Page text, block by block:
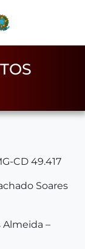
CD 49.417
Soares
Almeida –